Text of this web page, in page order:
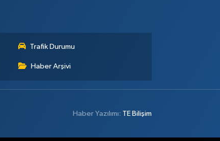
Trafik Durumu
Haber Arşivi
Haber Yazılımı: TE Bilişim